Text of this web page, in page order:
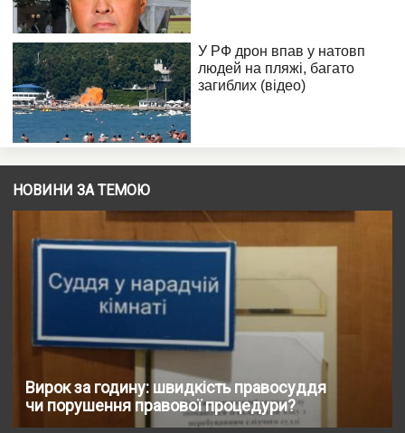
НОВИНИ ЗА ТЕМОЮ
Вирок за годину: швидкість правосуддя
чи порушення правової процедури?